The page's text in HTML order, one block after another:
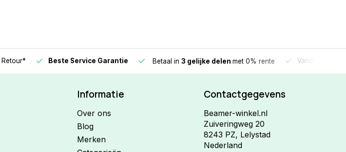
Retour* Beste Service Garantie Betaal in 3 gelijke delen met 0% rente Vandaag
Informatie
Over ons
Blog
Merken
Contactgegevens
Beamer-winkel.nl
Zuiveringweg 20
8243 PZ, Lelystad
Nederland